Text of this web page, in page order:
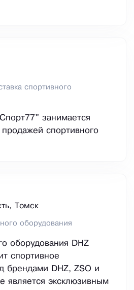
спортивного
занимается
спортивного
Томск
оборудования
оборудования DHZ
спортивное
брендами DHZ, ZSO и
является эксклюзивным